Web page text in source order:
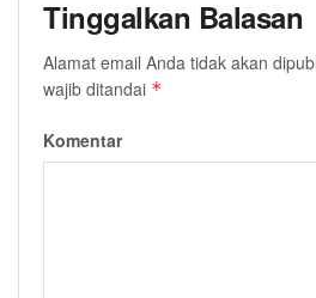
Tinggalkan Balasan
Alamat email Anda tidak akan
wajib ditandai *
Komentar